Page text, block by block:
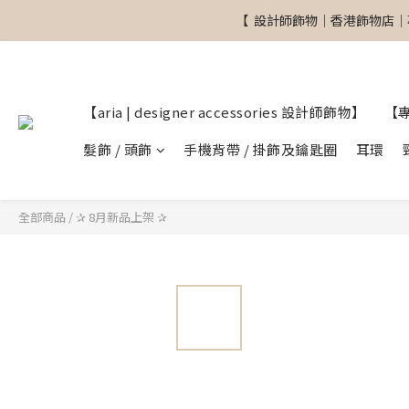
【  設計師飾物｜香港飾物
【  設計師飾物｜香港飾物
【  設計師飾物｜香港飾物店
【aria | designer accessories 設計師飾物】
髮飾 / 頭飾
手機背帶 / 掛飾及鑰匙圈 耳環
全部商品 / ✰ 8月新品上架 ✰